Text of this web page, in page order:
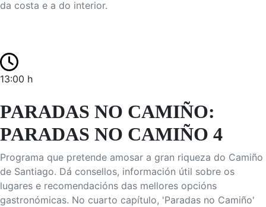
da costa e a do interior.
13:00 h
PARADAS NO CAMIÑO:
PARADAS NO CAMIÑO 4
Programa que pretende amosar a gran riqueza do Camiño
de Santiago. Dá consellos, información útil sobre os
lugares e recomendacións das mellores opcións
gastronómicas. No cuarto capítulo, 'Paradas no Camiño'